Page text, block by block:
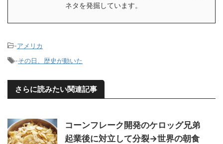
ネタを発掘しています。
-アメリカ
-その日、歴史が動いた
さらに読みたい関連記事
コーンフレーク開発のケロッグ兄弟
起業後に対立して分裂→世界の朝食